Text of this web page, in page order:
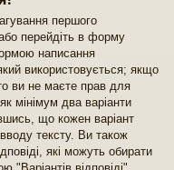
першого
перейдіть в форму
написання
використовується; якщо
ви не маєте прав для
мінімум два варіанти
що кожен варіант
вводу тексту. Ви також
які можуть обирати